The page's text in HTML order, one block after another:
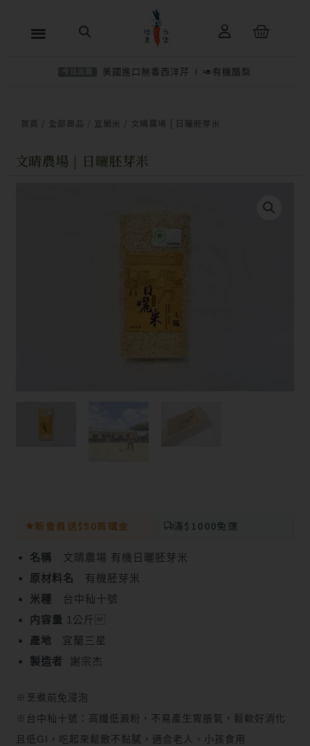
購
美國進口無毒西洋芹 🥑有機酪梨
首頁 全部商品 宜蘭米 / 文晴農場 | 日曬胚芽米
文晴農場 | 日曬胚芽米
新會員送$50首購金 滿$1000免運
名稱 文晴農場 有機日曬胚芽米
原材料名
有機胚芽米
米種
台中秈十號
内容量 1公斤
產地
宜蘭三星
製造者 謝宗杰
※烹煮前免浸泡
※台中秈十號：高纖低澱粉，不易產生胃脹氣，鬆軟好消化
且低GI，吃起來鬆散不黏膩，適合老人、小孩食用